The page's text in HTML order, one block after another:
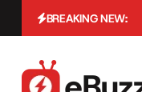
BREAKING NEW: